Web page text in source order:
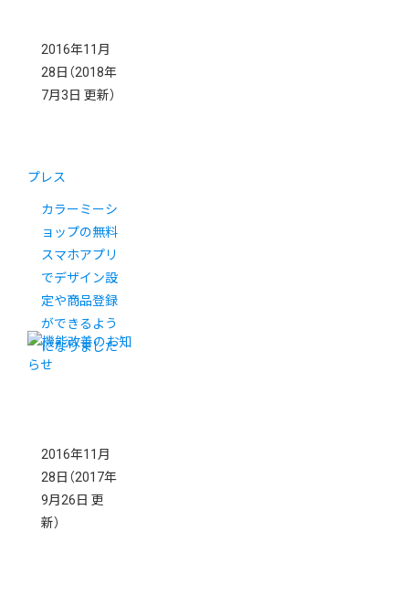
2016年11月
28日 （2018年
7月3日 更新）
プレス
カラーミーシ
ョップの無料
スマホアプリ
でデザイン設
定や商品登録
ができるよう
になりました
2016年11月
28日 （2017年
9月26日 更
新）